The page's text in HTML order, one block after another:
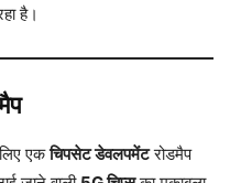
है।
एकचिपसेट डेवलपमेंटरोडमैप